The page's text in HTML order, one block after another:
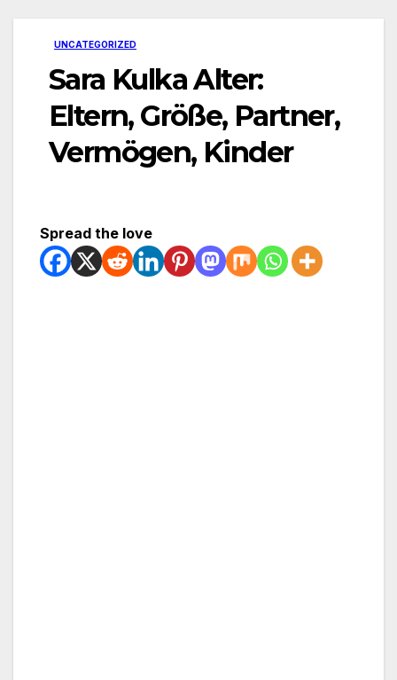
UNCATEGORIZED
Sara Kulka Alter:
Eltern, Größe, Partner,
Vermögen, Kinder
Spread the love